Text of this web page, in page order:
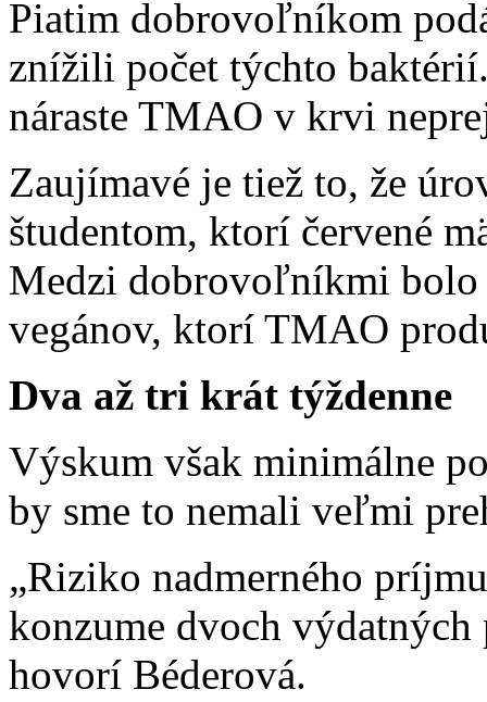
Piatim dobrovoľníkom
znížili počet týchto
náraste TMAO v krvi
Zaujímavé je tiež to, že
študentom, ktorí červené
Medzi dobrovoľníkmi bolo
vegánov, ktorí TMAO
Dva až tri krát týždenne
Výskum však minimálne
by sme to nemali veľmi
„Riziko nadmerného
konzume dvoch
hovorí Béderová.